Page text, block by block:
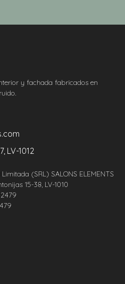
y fachada fabricados en
LV-1012
(SRL) SALONS ELEMENTS
15-38, LV-1010